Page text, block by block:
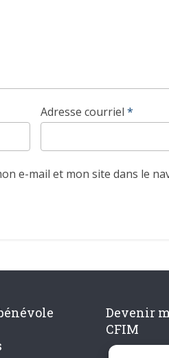
Adresse courriel *
e-mail et mon site dans le
Devenir
CFIM